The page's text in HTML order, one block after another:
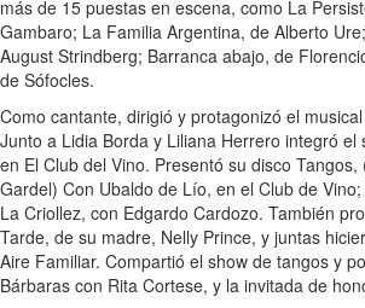
más de 15 puestas en escena, como La
Gambaro; La Familia Argentina, de Alberto
August Strindberg; Barranca abajo, de
de Sófocles.
Como cantante, dirigió y protagonizó el
Junto a Lidia Borda y Liliana Herrero integró el
en El Club del Vino. Presentó su disco
Gardel) Con Ubaldo de Lío, en el Club de
La Criollez, con Edgardo Cardozo. También
Tarde, de su madre, Nelly Prince, y juntas
Aire Familiar. Compartió el show de tangos y
Bárbaras con Rita Cortese, y la invitada de